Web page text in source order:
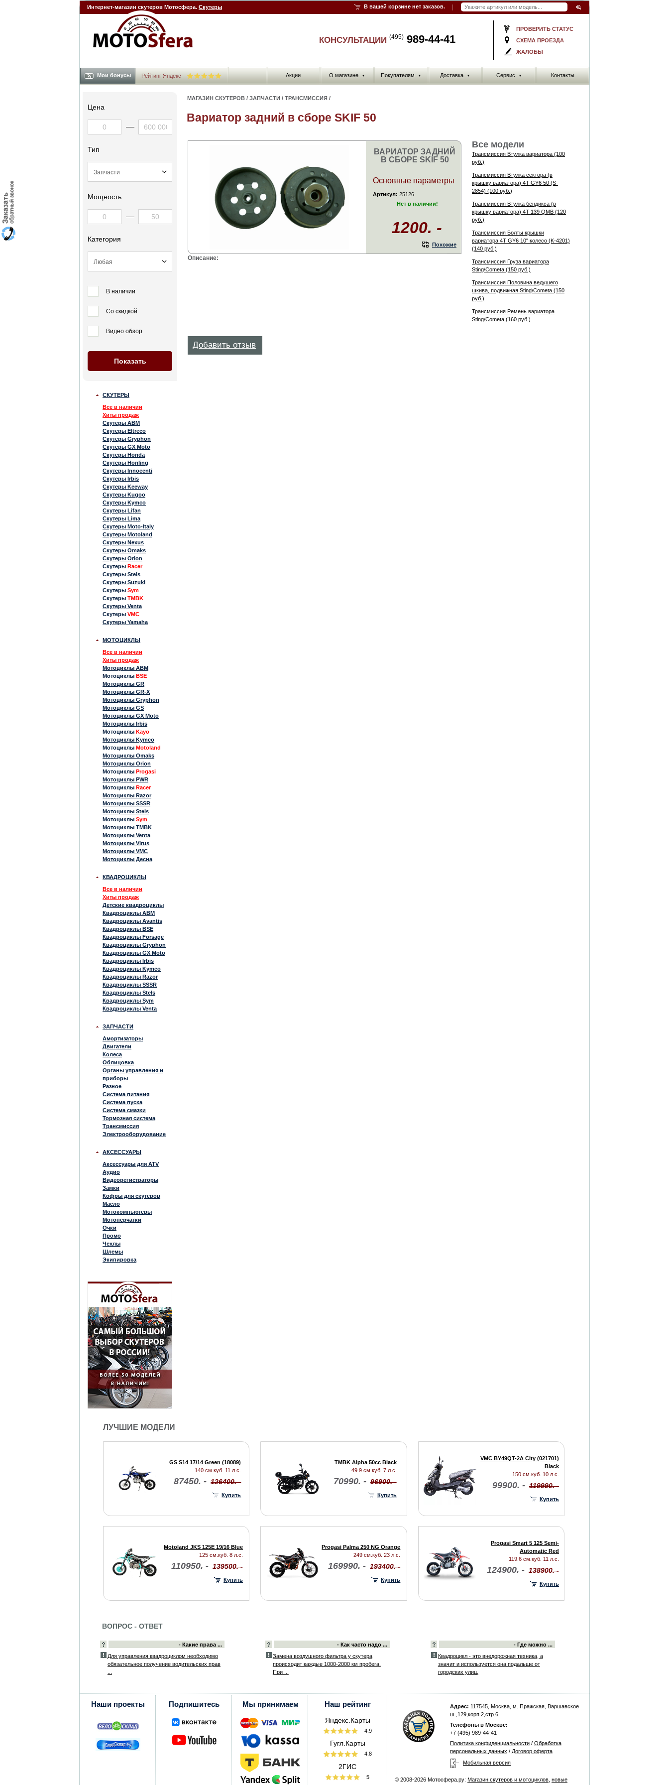
Интернет-магазин скутеров Мотосфера. Скутеры В вашей корзине нет заказов.
ПРОВЕРИТЬ СТАТУС
СХЕМА ПРОЕЗДА
ЖАЛОБЫ
КОНСУЛЬТАЦИИ (495) 989-44-41
Акции О магазине ▼ Покупателям ▼ Доставка ▼ Сервис ▼ Контакты
Мои бонусы Рейтинг Яндекс
Цена
Тип
Мощность
Категория
В наличии
Со скидкой
Видео обзор
СКУТЕРЫ
Все в наличии
Хиты продаж
Скутеры ABM
Скутеры Eltreco
Скутеры Gryphon
Скутеры GX Moto
Скутеры Honda
Скутеры Honling
Скутеры Innocenti
Скутеры Irbis
Скутеры Keeway
Скутеры Kugoo
Скутеры Kymco
Скутеры Lifan
Скутеры Lima
Скутеры Moto-Italy
Скутеры Motoland
Скутеры Nexus
Скутеры Omaks
Скутеры Orion
Скутеры Racer
Скутеры Stels
Скутеры Suzuki
Скутеры Sym
Скутеры TMBK
Скутеры Venta
Скутеры VMC
Скутеры Yamaha
МОТОЦИКЛЫ
Все в наличии
Хиты продаж
Мотоциклы ABM
Мотоциклы BSE
Мотоциклы GR
Мотоциклы GR-X
Мотоциклы Gryphon
Мотоциклы GS
Мотоциклы GX Moto
Мотоциклы Irbis
Мотоциклы Kayo
Мотоциклы Kymco
Мотоциклы Motoland
Мотоциклы Omaks
Мотоциклы Orion
Мотоциклы Progasi
Мотоциклы PWR
Мотоциклы Racer
Мотоциклы Razor
Мотоциклы SSSR
Мотоциклы Stels
Мотоциклы Sym
Мотоциклы TMBK
Мотоциклы Venta
Мотоциклы Virus
Мотоциклы VMC
Мотоциклы Десна
КВАДРОЦИКЛЫ
Все в наличии
Хиты продаж
Детские квадроциклы
Квадроциклы ABM
Квадроциклы Avantis
Квадроциклы BSE
Квадроциклы Forsage
Квадроциклы Gryphon
Квадроциклы GX Moto
Квадроциклы Irbis
Квадроциклы Kymco
Квадроциклы Razor
Квадроциклы SSSR
Квадроциклы Stels
Квадроциклы Sym
Квадроциклы Venta
ЗАПЧАСТИ
Амортизаторы
Двигатели
Колеса
Облицовка
Органы управления и
приборы
Разное
Система питания
Система пуска
Система смазки
Тормозная система
Трансмиссия
Электрооборудование
АКСЕССУАРЫ
Аксессуары для ATV
Аудио
Видеорегистраторы
Замки
Кофры для скутеров
Масло
Мотокомпьютеры
Мотоперчатки
Очки
Промо
Чехлы
Шлемы
Экипировка
МАГАЗИН СКУТЕРОВ / ЗАПЧАСТИ / ТРАНСМИССИЯ /
Вариатор задний в сборе SKIF 50
ВАРИАТОР ЗАДНИЙ
В СБОРЕ SKIF 50
Основные параметры
Артикул: 25126
Нет в наличии!
1200. -
Похожие
Все модели
Трансмиссия Втулка вариатора (100
руб.)
Трансмиссия Втулка сектора (в
крышку вариатора) 4Т GY6 50 (S-
2854) (100 руб.)
Трансмиссия Втулка бендикса (в
крышку вариатора) 4Т 139 QMB (120
руб.)
Трансмиссия Болты крышки
вариатора 4T GY6 10" колесо (K-4201)
(140 руб.)
Трансмиссия Груза вариатора
Sting\Cometa (150 руб.)
Трансмиссия Половина ведушего
шкива, подвижная Sting\Cometa (150
руб.)
Трансмиссия Ремень вариатора
Sting/Cometa (160 руб.)
Описание:
Добавить отзыв
ЛУЧШИЕ МОДЕЛИ
GS S14 17/14 Green (18089)
140 см.куб. 11 л.с.
87450. - 126400. -
Купить
TMBK Alpha 50cc Black
49.9 см.куб. 7 л.с.
70990. - 96900. -
Купить
VMC BY49QT-2A City (021701)
Black
150 см.куб. 10 л.с.
99900. - 119990. -
Купить
Motoland JKS 125E 19/16 Blue
125 см.куб. 8 л.с.
110950. - 139500. -
Купить
Progasi Palma 250 NG Orange
249 см.куб. 23 л.с.
169990. - 193400. -
Купить
Progasi Smart 5 125 Semi-
Automatic Red
119.6 см.куб. 11 л.с.
124900. - 138900. -
Купить
ВОПРОС - ОТВЕТ
- Какие права ...
Для управления квадроциклом необходимо
обязательное получение водительских прав
- Как часто надо ...
Замена воздушного фильтра у скутера
происходит каждые 1000-2000 км пробега.
При ...
- Где можно ...
Квадроцикл - это внедорожная техника, а
значит и используется она подальше от
городских улиц.
Наши проекты Подпишитесь Мы принимаем Наш рейтинг
Яндекс.Карты
4.9
Гугл.Карты
4.8
2ГИС
5
Адрес: 117545, Москва, м. Пражская, Варшавское
ш.,129,корп.2,стр.6
Телефоны в Москве:
+7 (495) 989-44-41
Политика конфиденциальности / Обработка
персональных данных / Договор оферта
Мобильная версия
© 2008-2026 Мотосфера.ру: Магазин скутеров и мотоциклов новые